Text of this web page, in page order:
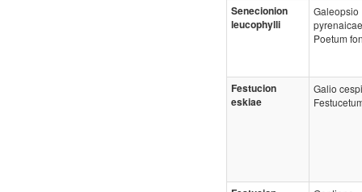
Senecionion
leucophylli
Galeopsio
Poetum
Festucion
eskiae
Galio